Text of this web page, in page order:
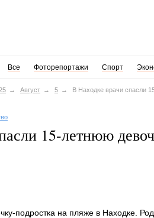
Все Фоторепортажи Спорт
Август 5 В Находке врачи спасли
15-летнюю
подростка на пляже в Находке.